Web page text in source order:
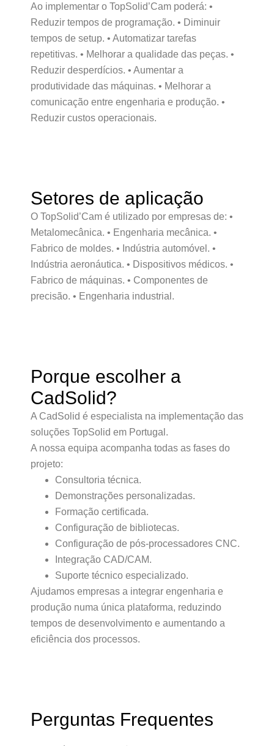
Ao implementar o TopSolid’Cam poderá: •
Reduzir tempos de programação. • Diminuir
tempos de setup. • Automatizar tarefas
repetitivas. • Melhorar a qualidade das peças. •
Reduzir desperdícios. • Aumentar a
produtividade das máquinas. • Melhorar a
comunicação entre engenharia e produção. •
Reduzir custos operacionais.
Setores de aplicação
O TopSolid’Cam é utilizado por empresas de: •
Metalomecânica. • Engenharia mecânica. •
Fabrico de moldes. • Indústria automóvel. •
Indústria aeronáutica. • Dispositivos médicos. •
Fabrico de máquinas. • Componentes de
precisão. • Engenharia industrial.
Porque escolher a
CadSolid?
A CadSolid é especialista na implementação das
soluções TopSolid em Portugal.
A nossa equipa acompanha todas as fases do
projeto:
Consultoria técnica.
Demonstrações personalizadas.
Formação certificada.
Configuração de bibliotecas.
Configuração de pós-processadores CNC.
Integração CAD/CAM.
Suporte técnico especializado.
Ajudamos empresas a integrar engenharia e
produção numa única plataforma, reduzindo
tempos de desenvolvimento e aumentando a
eficiência dos processos.
Perguntas Frequentes